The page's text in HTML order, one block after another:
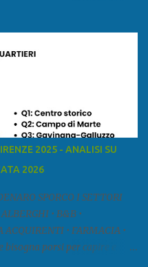
a sud con la provincia di
Serchio Ÿ la Garfagnana
criminali (principali) Le
rilevanti. Si segnala che
parlamentare
Dalla ricerc...
2025 - ANALISI SU
2026
SPORCO I SETTORI
• B&B •
• FARMACIA •
porsi per capire e